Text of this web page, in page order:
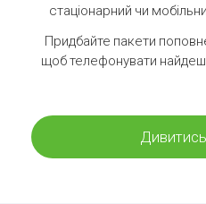
стаціонарний чи
Придбайте пакети
щоб телефонувати